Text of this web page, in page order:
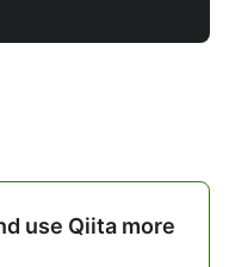
use Qiita more